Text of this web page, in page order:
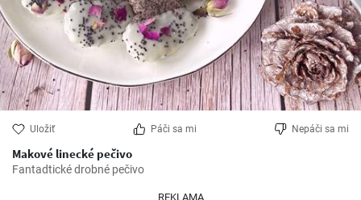
Uložiť Páči sa mi Nepáči sa mi
Makové linecké pečivo
Fantadtické drobné pečivo
REKLAMA